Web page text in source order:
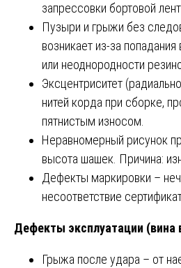
запрессовки бортовой
Пузыри и грыжи без
возникает из-за
или неоднородности
Эксцентриситет
нитей корда при сборке,
пятнистым износом.
Неравномерный рисунок
высота шашек. Причина:
Дефекты маркировки –
несоответствие
Дефекты эксплуатации (вина
Грыжа после удара – от